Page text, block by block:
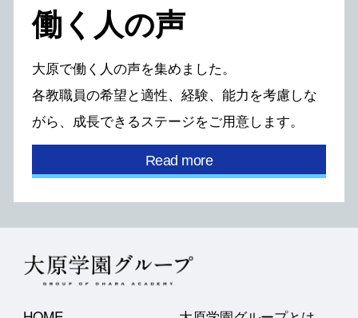
働く⼈の声
⼤原で働く⼈の声を集めました。
各教職員の希望と適性、経験、能⼒を考慮しな
がら、
成⻑できるステージをご⽤意します。
Read more